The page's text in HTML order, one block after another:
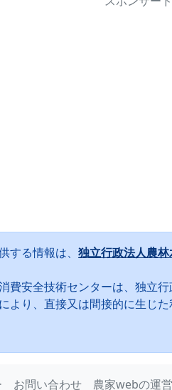
る情報は、 独立行政法人農
費安全技術センターは、独立
より、直接又は間接的に生じ
お問い合わせ 農家webの運